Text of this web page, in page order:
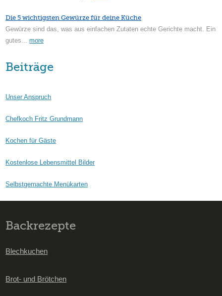
Die 5 wichtigsten Gewürze für deine Küche
Gewürze sind das, was aus einfachen Zutaten echte Gerichte macht. Ein
gutes...more
Beiträge
Unser Anspruch
Chefkoch Fritz Grundmann
Kochen für Gäste
Kostenlose Lebensmittel Bilder
Selbstgemachte Menükarten
Backrezepte
Blechkuchen
Brot- und Brötchen